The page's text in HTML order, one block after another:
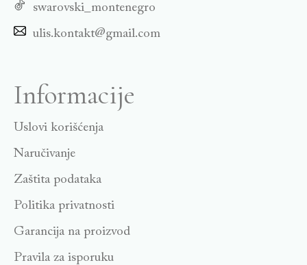
swarovski_montenegro
ulis.kontakt@gmail.com
Informacije
Uslovi korišćenja
Naručivanje
Zaštita podataka
Politika privatnosti
Garancija na proizvod
Pravila za isporuku